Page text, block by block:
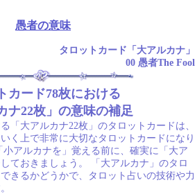
愚者の意味
タロットカード「大アルカナ」
00 愚者The Fool
カード78枚における
ナ22枚」の意味の補足
「大アルカナ22枚」のタロットカードは、
く上で非常に大切なタロットカードになり
小アルカナを」覚える前に、確実に「大ア
ておきましょう。 「大アルカナ」のタロ
きるかどうかで、タロット占いの技術や力